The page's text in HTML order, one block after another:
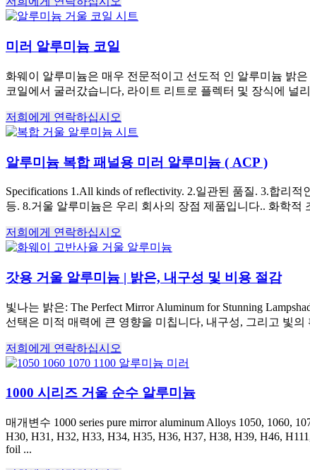
미러 알루미늄 코일
화웨이 알루미늄은 매우 전문적이고 선도적 인 알루미늄 밝
코일에서 굴러갔습니다, 라이트 리트로 플렉터 및 장식에 널
저희에게 연락하십시오
알루미늄 복합 패널용 미러 알루미늄 ( ACP )
Specifications 1.All kinds of reflectivity. 2.일관된 품질. 3.합리적
등. 8.거울 알루미늄은 우리 회사의 장점 제품입니다.. 화학적
저희에게 연락하십시오
갓용 거울 알루미늄 | 밝은, 내구성 및 비용 절감
빛나는 밝은: The Perfect Mirror Aluminum for Stunning
선택은 미적 매력에 큰 영향을 미칩니다, 내구성, 그리고 빛
저희에게 연락하십시오
1000 시리즈 거울 순수 알루미늄
매개변수 1000 series pure mirror aluminum Alloys 1050, 1060,
H30, H31, H32, H33, H34, H35, H36, H37, H38, H39, H46,
foil ...